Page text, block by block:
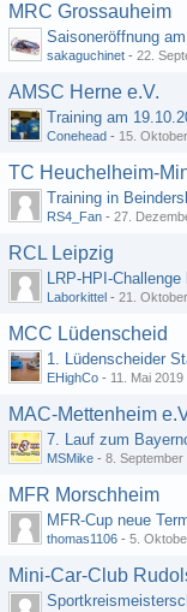
MRC Grossauheim
Saisoneröffnung
sakaguchinet - 22.
AMSC Herne e.V.
Training am
Conehead - 15.
TC Heuchelheim-
Training in
RS4_Fan - 27.
RCL Leipzig
LRP-HPI-
Laborkittel - 21.
MCC Lüdenscheid
1. Lüdenscheider
EHighCo - 11. Mai 2019
MAC-Mettenheim
7. Lauf zum
MSMike - 8. September
MFR Morschheim
MFR-Cup neue
thomas1106 - 5.
Mini-Car-Club